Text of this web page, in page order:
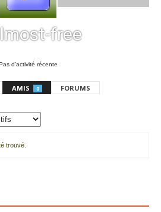
free
d’activité récente
AMIS 0 FORUMS
trouvé.